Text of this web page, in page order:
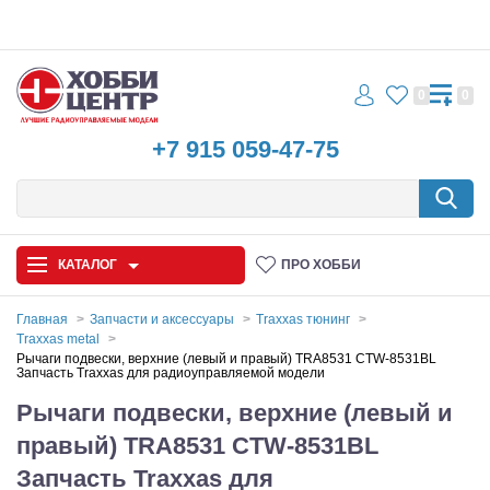
+7 915 059-47-75
0 0
КАТАЛОГ ПРО ХОББИ
Автомодели
Запчасти и аксессуары
Игрушки
Главная Запчасти и аксессуары
Traxxas тюнинг
Traxxas metal
Рычаги подвески, верхние (левый и правый) TRA8531 CTW-8531BL
Запчасть Traxxas для радиоуправляемой модели
Рычаги подвески, верхние (левый и
правый) TRA8531 CTW-8531BL
Запчасть Traxxas для